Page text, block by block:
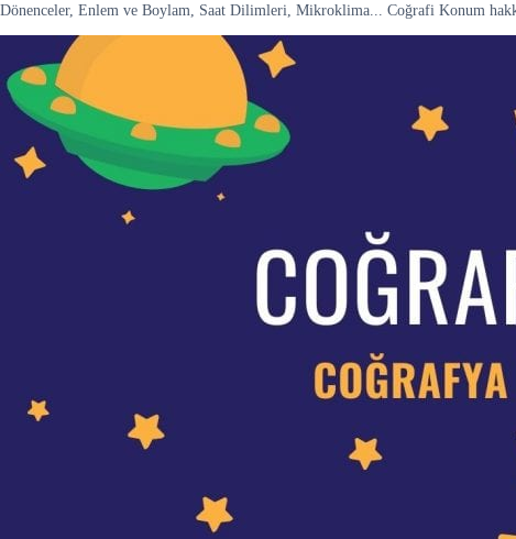
Dönenceler, Enlem ve Boylam, Saat Dilimleri, Mikroklima... Coğrafi Konum